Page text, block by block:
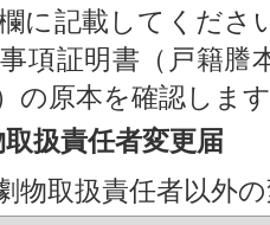
に記載してくださ
項証明書（戸籍謄
の原本を確認しま
扱責任者変更届
物取扱責任者以外